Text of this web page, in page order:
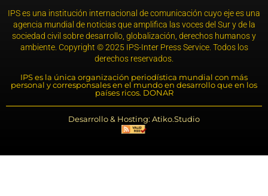
IPS es una institución internacional de comunicación cuyo eje es una
agencia mundial de noticias que amplifica las voces del Sur y de la
sociedad civil sobre desarrollo, globalización, derechos humanos y
ambiente. Copyright © 2025 IPS-Inter Press Service. Todos los
derechos reservados.
IPS es la única organización periodística mundial con más
personal y corresponsales en el mundo en desarrollo que en los
países ricos. DONAR
Desarrollo & Hosting: Atiko.Studio